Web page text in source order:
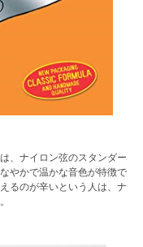
、ナイロン弦のスタンダー
やかで温かな音色が特徴で
るのが辛いという人は、ナ